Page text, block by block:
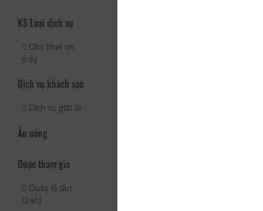
KS Loại dịch vụ
Cho thuê xe
máy
Dịch vụ khách sạn
Dịch vụ giặt ủi
Ăn uống
Được tham gia
Quầy lễ tân
(24h)